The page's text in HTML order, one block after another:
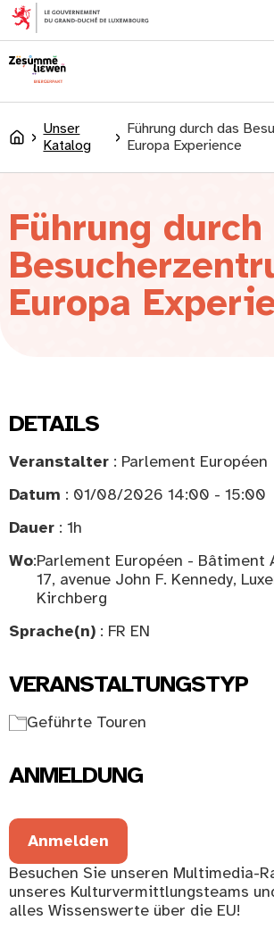
springen
Accueil
Unser
Katalog
Führung durch das
Europa Experience
Führung durch
Europa
DETAILS
Veranstalter : Parlement Européen
Datum : 01/08/2026 14:00 - 15:00
Dauer : 1h
Wo:Parlement Européen - Bâtiment
17, avenue John F. Kennedy,
Kirchberg
Sprache(n) : FR EN
VERANSTALTUNGSTYP
Geführte Touren
ANMELDUNG
Anmelden
Besuchen Sie unseren Multimedia-
unseres Kulturvermittlungsteams
alles Wissenswerte über die EU!